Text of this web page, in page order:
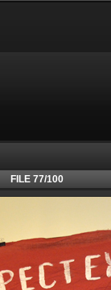
FILE 77/100